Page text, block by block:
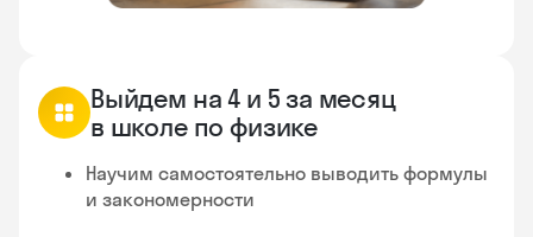
Выйдем на 4 и 5 за месяц
в школе по физике
Научим самостоятельно выводить формулы
и закономерности